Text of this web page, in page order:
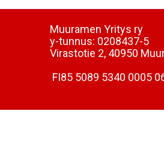
Muuramen Yritys ry
y-tunnus: 0208437-5
Virastotie 2, 40950
FI85 5089 5340 0005